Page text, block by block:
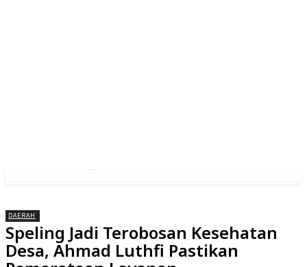
DAERAH
Speling Jadi Terobosan Kesehatan
Desa, Ahmad Luthfi Pastikan